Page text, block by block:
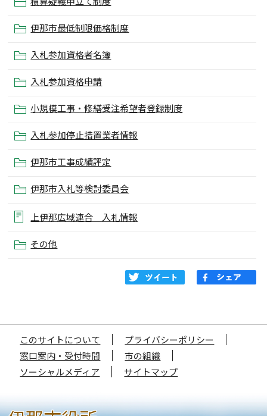
伊那市最低制限価格制度
入札参加資格者名簿
入札参加資格申請
小規模工事・修繕受注希望者登録制度
入札参加停止措置業者情報
伊那市工事成績評定
伊那市入札等検討委員会
上伊那広域連合 入札情報
その他
このサイトについて
プライバシーポリシー
窓口案内・受付時間
市の組織
ソーシャルメディア
サイトマップ